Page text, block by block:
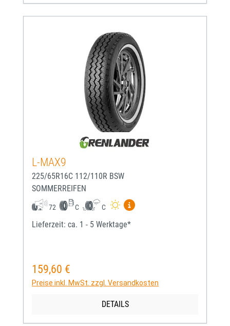
L-MAX9
225/65R16C 112/110R BSW
SOMMERREIFEN
72 C C
Mehr Informationen zum
Lieferzeit: ca. 1 - 5 Werktage*
Regulärer Preis:
159,60 €
Preise inkl. MwSt. zzgl. Versandkosten
DETAILS